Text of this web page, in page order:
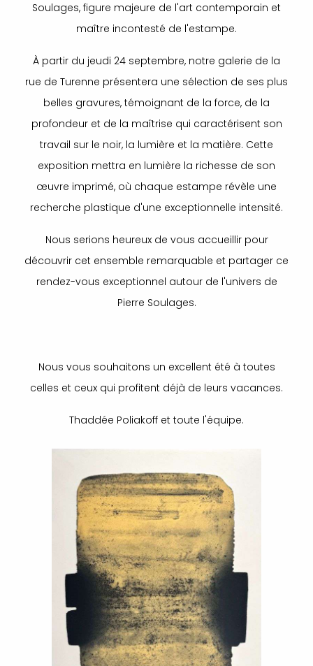
Soulages, figure majeure de l'art contemporain et
maître incontesté de l'estampe.
À partir du jeudi 24 septembre, notre galerie de la
rue de Turenne présentera une sélection de ses plus
belles gravures, témoignant de la force, de la
profondeur et de la maîtrise qui caractérisent son
travail sur le noir, la lumière et la matière. Cette
exposition mettra en lumière la richesse de son
œuvre imprimé, où chaque estampe révèle une
recherche plastique d'une exceptionnelle intensité.
Nous serions heureux de vous accueillir pour
découvrir cet ensemble remarquable et partager ce
rendez-vous exceptionnel autour de l'univers de
Pierre Soulages.
Nous vous souhaitons un excellent été à toutes
celles et ceux qui profitent déjà de leurs vacances.
Thaddée Poliakoff et toute l'équipe.